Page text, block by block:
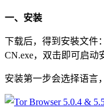
一、安装
下载后，得到安裝文件
CN.exe，双击即可启动
安装第一步会选择语言